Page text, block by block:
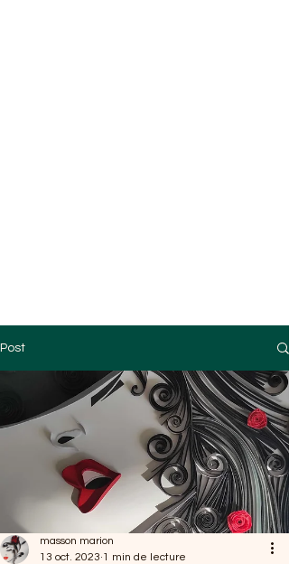
Post
masson marion
13 oct. 2023 1 min de lecture